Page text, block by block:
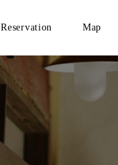
Reservation Map